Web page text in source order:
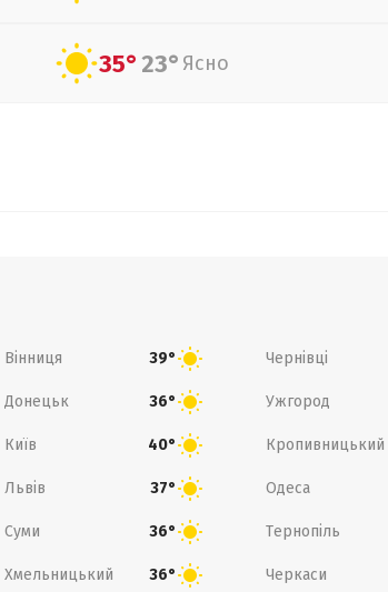
35°23° Ясно
Вінниця 39° Чернівці
Донецьк 36° Ужгород
Київ 40° Кропивницький
Львів 37° Одеса
Суми 36° Тернопіль
Хмельницький 36° Черкаси